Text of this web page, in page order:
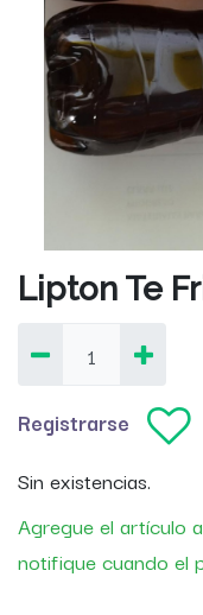
Lipton Te
Registrarse
Sin existencias.
Agregue el artículo
notifique cuando el